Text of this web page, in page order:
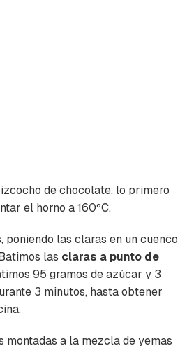
de chocolate, lo primero
el horno a 160ºC.
poniendo las claras en un cuenco
las claras a punto de
95 gramos de azúcar y 3
3 minutos, hasta obtener
montadas a la mezcla de yemas